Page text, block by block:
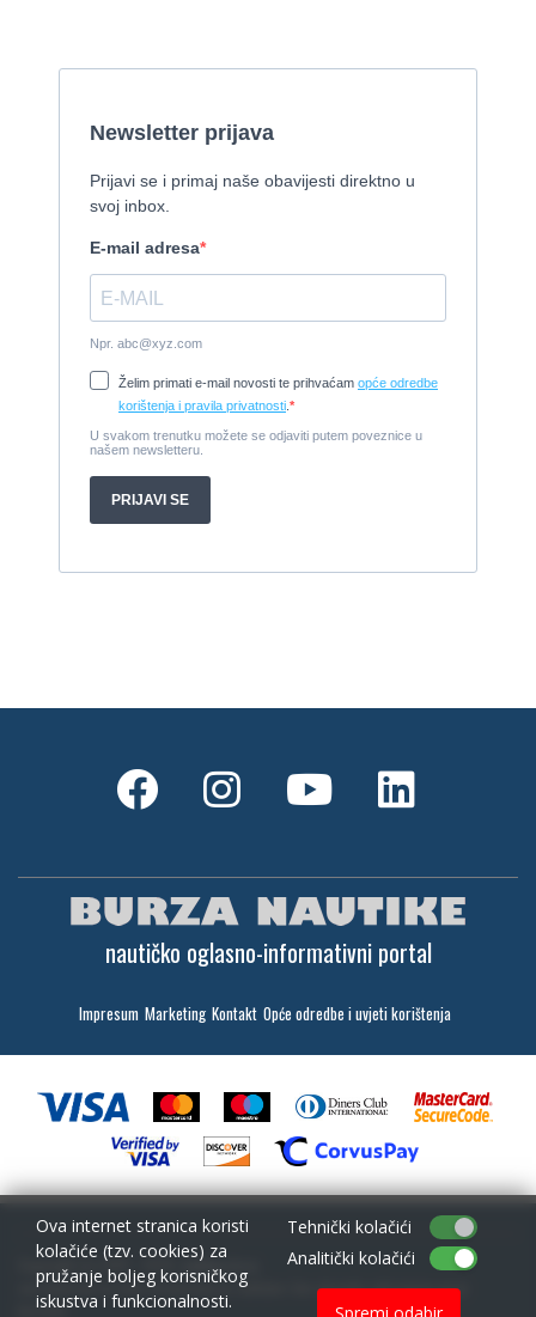
nautičko oglasno-informativni portal
Impresum Marketing Kontakt Opće odredbe i uvjeti korištenja
Copyright (c) 2001 - 2026,Lantina d.o.o.
sav materijal na ovim stranicama je zaštićen i bez dozvole zabranjeno ga je
koristiti
Ova internet stranica koristi
kolačiće (tzv. cookies) za
pružanje boljeg korisničkog
iskustva i funkcionalnosti.
Tehnički kolačići
Analitički kolačići